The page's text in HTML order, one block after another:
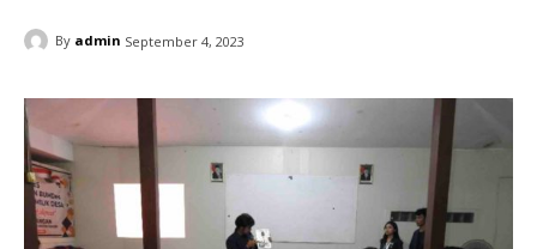
By admin September 4, 2023